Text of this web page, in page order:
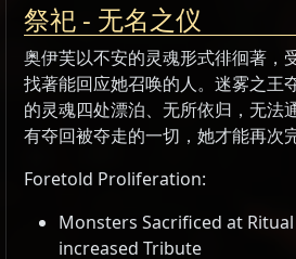
祭祀 - 无名之仪
奥伊芙以不安的灵魂形式徘徊著，
找著能回应她召唤的人。迷雾之王
的灵魂四处漂泊、无所依归，无法
有夺回被夺走的一切，她才能再次完
Foretold Proliferation:
Monsters Sacrificed at
increased Tribute